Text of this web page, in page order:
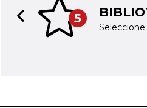
5
Previous slide